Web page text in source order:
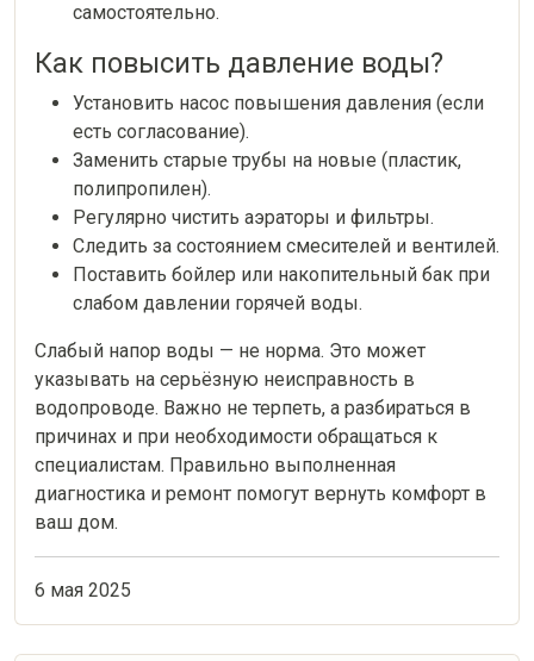
самостоятельно.
Как повысить давление воды?
Установить насос повышения давления (если
есть согласование).
Заменить старые трубы на новые (пластик,
полипропилен).
Регулярно чистить аэраторы и фильтры.
Следить за состоянием смесителей и вентилей.
Поставить бойлер или накопительный бак при
слабом давлении горячей воды.
Слабый напор воды — не норма. Это может
указывать на серьёзную неисправность в
водопроводе. Важно не терпеть, а разбираться в
причинах и при необходимости обращаться к
специалистам. Правильно выполненная
диагностика и ремонт помогут вернуть комфорт в
ваш дом.
6 мая 2025